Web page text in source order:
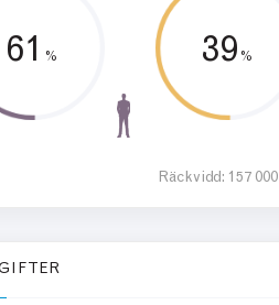
61 % 39 %
Räckvidd: 157